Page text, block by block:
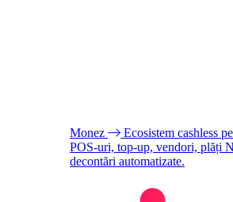
Monez
Ecosistem cashless
POS-uri, top-up, vendori, plăți
decontări automatizate.